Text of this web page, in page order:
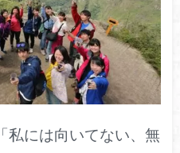
私には向いてない、無